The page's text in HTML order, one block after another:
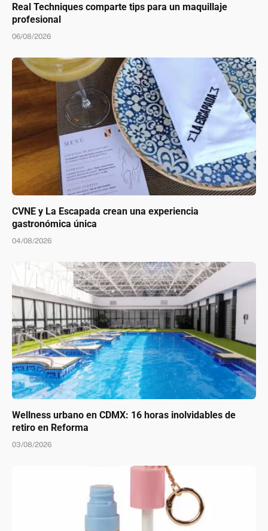
Real Techniques comparte tips para un maquillaje
profesional
06/08/2026
CVNE y La Escapada crean una experiencia
gastronómica única
04/08/2026
Wellness urbano en CDMX: 16 horas inolvidables de
retiro en Reforma
03/08/2026